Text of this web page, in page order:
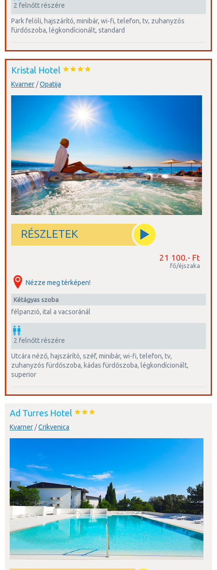
2 felnőtt részére
park felöli, hajszárító, minibár, wi-fi, telefon, tv, zuhanyzós
fürdőszoba, légkondícionált, standard
Kristal Hotel
Kvarner/Opatija
RÉSZLETEK
21 100.- Ft
fő/éjszaka
Nézze meg térképen!
kétágyas szoba
félpanzió, ital a vacsoránál
2 felnőtt részére
utcára néző, hajszárító, széf, minibár, wi-fi, telefon, tv,
zuhanyzós fürdőszoba, kádas fürdőszoba, légkondícionált,
superior
Ad Turres Hotel
Kvarner/Crikvenica